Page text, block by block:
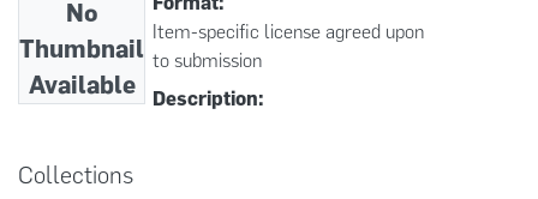
No
Thumbnail
Available
Item-specific license agreed upon
to submission
Description:
Collections